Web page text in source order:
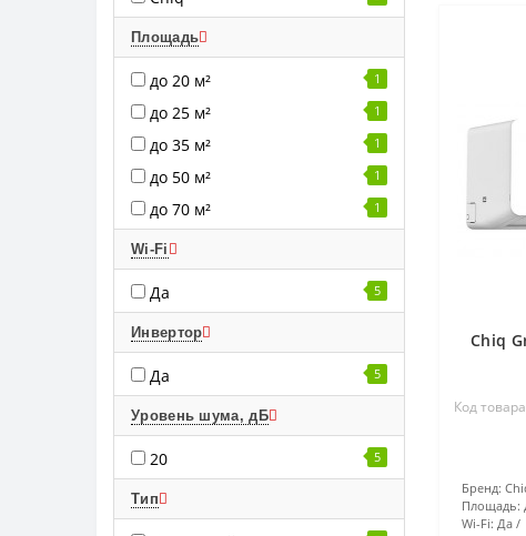
Площадь
до 20 м² 1
до 25 м² 1
до 35 м² 1
до 50 м² 1
до 70 м² 1
Wi-Fi
Да 5
Инвертор
Да 5
Уровень шума, дБ
20 5
Тип
Chiq
Код
Бренд:
Площадь:
Wi-Fi: Да